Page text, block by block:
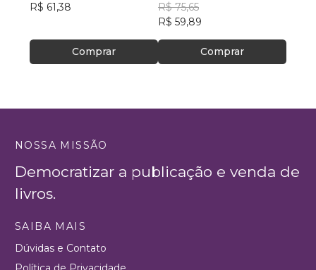
R$ 61,38
Comprar
R$ 75,65
R$ 59,89
Comprar
NOSSA MISSÃO
Democratizar a publicação e venda de
livros.
SAIBA MAIS
Dúvidas e Contato